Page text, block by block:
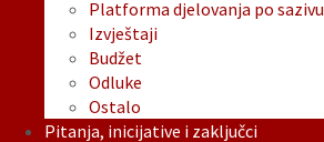
Platforma djelovanja po sazivu
Izvještaji
Budžet
Odluke
Ostalo
Pitanja, inicijative i zaključci